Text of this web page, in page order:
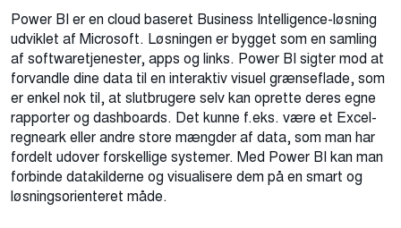
Power BI er en cloud baseret Business Intelligence-løsning
udviklet af Microsoft. Løsningen er bygget som en samling
af softwaretjenester, apps og links. Power BI sigter mod at
forvandle dine data til en interaktiv visuel grænseflade, som
er enkel nok til, at slutbrugere selv kan oprette deres egne
rapporter og dashboards. Det kunne f.eks. være et Excel-
regneark eller andre store mængder af data, som man har
fordelt udover forskellige systemer. Med Power BI kan man
forbinde datakilderne og visualisere dem på en smart og
løsningsorienteret måde.